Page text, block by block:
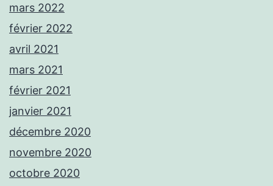
mars 2022
février 2022
avril 2021
mars 2021
février 2021
janvier 2021
décembre 2020
novembre 2020
octobre 2020